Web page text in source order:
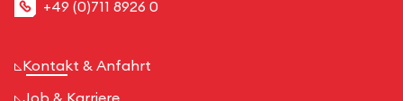
+49 (0)711 8926 0
Kontakt & Anfahrt
Job & Karriere